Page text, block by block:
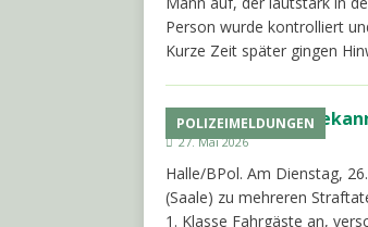
Person wurde kontrolliert
Kurze Zeit später gingen
POLIZEIMELDUNGEN
27. Mai 2026
Halle/BPol. Am Dienstag,
(Saale) zu mehreren
1. Klasse Fahrgäste an,